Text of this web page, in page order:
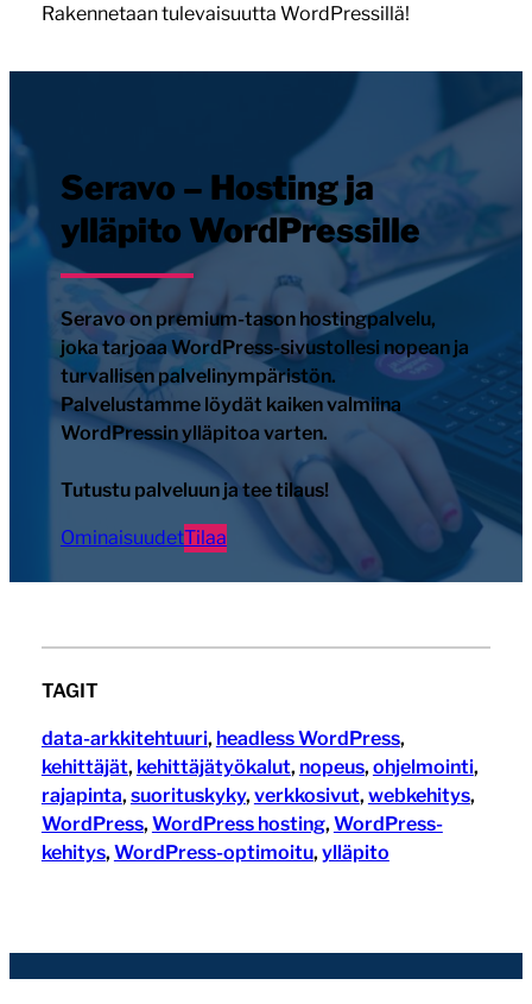
Rakennetaan tulevaisuutta WordPressillä!
Seravo – Hosting ja
ylläpito WordPressille
Seravo on premium-tason hostingpalvelu,
joka tarjoaa WordPress-sivustollesi nopean ja
turvallisen palvelinympäristön.
Palvelustamme löydät kaiken valmiina
WordPressin ylläpitoa varten.
Tutustu palveluun ja tee tilaus!
OminaisuudetTilaa
TAGIT
data-arkkitehtuuri, headless WordPress
kehittäjät, kehittäjätyökalut, nopeus, ohjelmointi
rajapinta, suorituskyky, verkkosivut, webkehitys
WordPress, WordPress hosting, WordPress-
kehitys, WordPress-optimoitu, ylläpito